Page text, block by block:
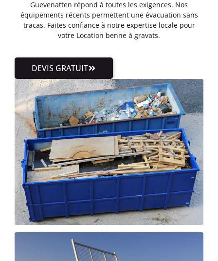
Guevenatten répond à toutes les exigences. Nos
équipements récents permettent une évacuation sans
tracas. Faites confiance à notre expertise locale pour
votre Location benne à gravats.
DEVIS GRATUIT